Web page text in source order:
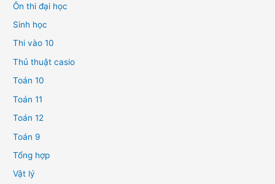
Ôn thi đại học
Sinh học
Thi vào 10
Thủ thuật casio
Toán 10
Toán 11
Toán 12
Toán 9
Tổng hợp
Vật lý